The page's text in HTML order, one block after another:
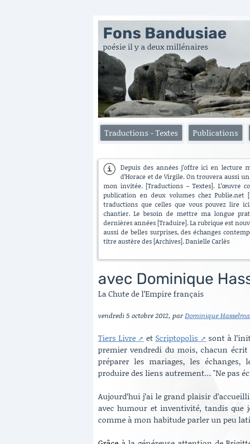
Fons Bandusiae
poésie il y a deux millénaires
Traductions - Textes Publications
Depuis des années j’offre ici en lecture
d’Horace et de Virgile. On trouvera aussi
mon invitée. [Traductions – Textes]. L’œuvre
publication en deux volumes chez Publie.net
traductions que celles que vous pouvez lire
chantier. Le besoin de mettre ma longue
dernières années [Traduire]. La rubrique est
aussi de belles surprises, des échanges
titre austère des [Archives]. Danielle Carlès
avec Dominique
La Chute de l’Empire français
vendredi 5 octobre 2012, parDominique
Tiers Livre et Scriptopolis
sont à
premier vendredi du mois, chacun
préparer les mariages, les
produire des liens autrement… "Ne pas
Aujourd’hui j’ai le grand plaisir
avec humour et inventivité, tandis que
comme à mon habitude parler un peu